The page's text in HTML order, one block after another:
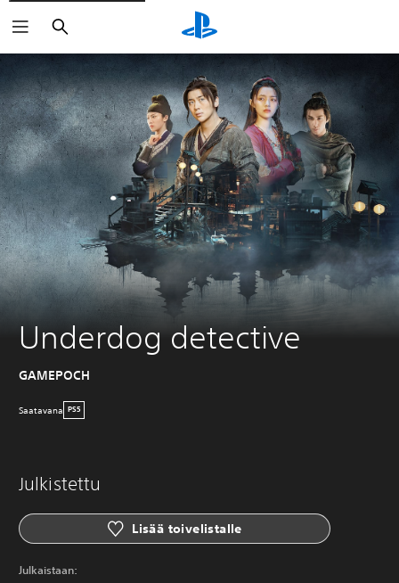
Haku
Underdog detective
GAMEPOCH
Saatavana PS5
Julkistettu
Lisää toivelistalle
Julkaistaan: